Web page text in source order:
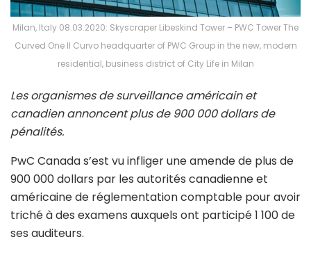
Milan, Italy 08.03.2020: Skyscraper Libeskind Tower – PWC Tower The
Curved One Il Curvo headquarter of PWC Group in the new, modern
residential, business district of City Life in Milan
Les organismes de surveillance américain et
canadien annoncent plus de 900 000 dollars de
pénalités.
PwC Canada s’est vu infliger une amende de plus de
900 000 dollars par les autorités canadienne et
américaine de réglementation comptable pour avoir
triché à des examens auxquels ont participé 1 100 de
ses auditeurs.